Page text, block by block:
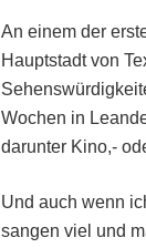
An einem der
Hauptstadt von
Wochen in
darunter Kino,-
Und auch wenn
sangen viel und